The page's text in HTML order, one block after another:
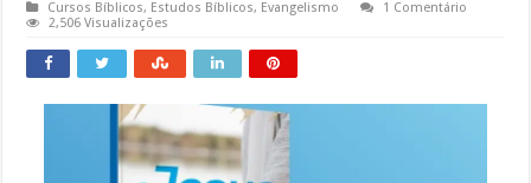
Cursos Bíblicos, Estudos Bíblicos, Evangelismo
1 Comentário
2,506 Visualizações